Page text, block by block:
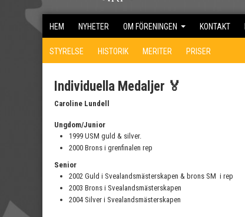
HEM NYHETER OM FÖRENINGEN KONTAKT
STYRELSE HISTORIK MERITER PRISER
Individuella Medaljer 🏅
Caroline Lundell
Ungdom/Junior
1999 USM guld & silver.
2000 Brons i grenfinalen rep
Senior
2002 Guld i Svealandsmästerskapen & brons SM i rep
2003 Brons i Svealandsmästerskapen
2004 Silver i Svealandsmästerskapen